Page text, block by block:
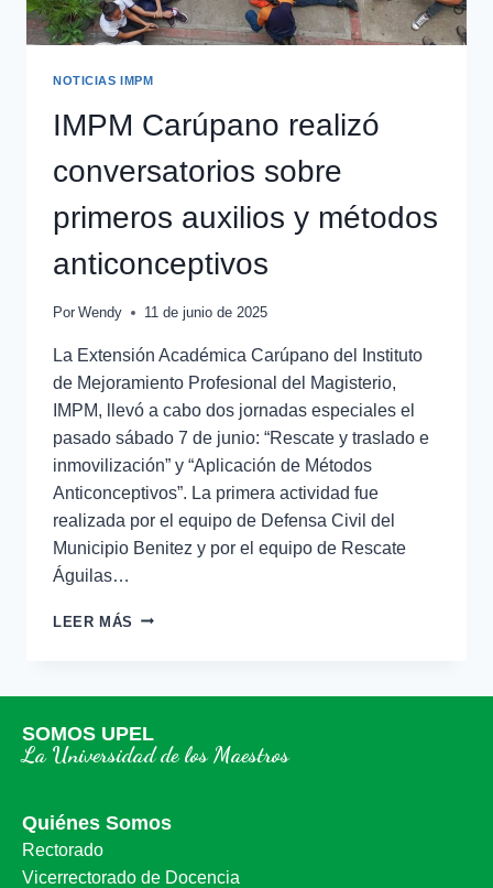
NOTICIAS IMPM
IMPM Carúpano realizó
conversatorios sobre
primeros auxilios y métodos
anticonceptivos
Por Wendy 11 de junio de 2025
La Extensión Académica Carúpano del Instituto
de Mejoramiento Profesional del Magisterio,
IMPM, llevó a cabo dos jornadas especiales el
pasado sábado 7 de junio: “Rescate y traslado e
inmovilización” y “Aplicación de Métodos
Anticonceptivos”. La primera actividad fue
realizada por el equipo de Defensa Civil del
Municipio Benitez y por el equipo de Rescate
Águilas…
LEER MÁS
SOMOS UPEL
La Universidad de los Maestros
Quiénes Somos
Rectorado
Vicerrectorado de Docencia